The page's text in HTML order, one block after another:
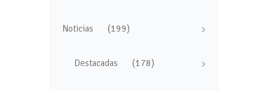
Noticias (199)
Destacadas (178)